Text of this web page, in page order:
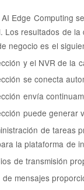
Edge Computing
Los resultados de
negocio es el
y el NVR de la
se conecta
envía
puede generar
de tareas
la plataforma de
de transmisión
mensajes